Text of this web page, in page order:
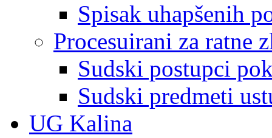
Spisak uhapšenih
Procesuirani za ratne
Sudski postupci
Sudski predmeti
UG Kalina